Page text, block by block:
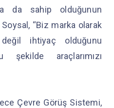
da sahip olduğunun
“Biz marka olarak
ihtiyaç olduğunu
araçlarımızı
Çevre Görüş Sistemi,